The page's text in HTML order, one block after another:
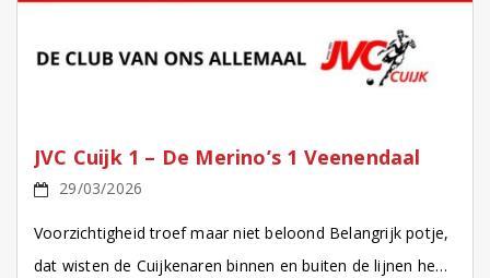
JVC Cuijk 1 – De Merino’s 1 Veenendaal
29/03/2026
Voorzichtigheid troef maar niet beloond Belangrijk potje,
dat wisten de Cuijkenaren binnen en buiten de lijnen heel